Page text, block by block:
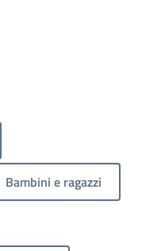
Bambini e ragazzi